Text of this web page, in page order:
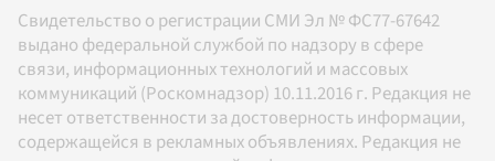
Свидетельство о регистрации СМИ Эл № ФС77-67642
выдано федеральной службой по надзору в сфере
связи, информационных технологий и массовых
коммуникаций (Роскомнадзор) 10.11.2016 г. Редакция не
несет ответственности за достоверность информации,
содержащейся в рекламных объявлениях. Редакция не